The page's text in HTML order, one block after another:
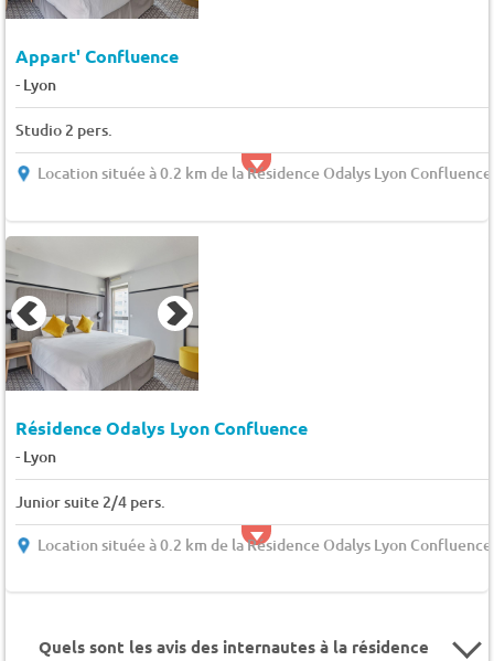
Appart' Confluence
- Lyon
Studio 2 pers.
Location située à 0.2 km de la Résidence Odalys Lyon Confluence
Résidence Odalys Lyon Confluence
- Lyon
Junior suite 2/4 pers.
Location située à 0.2 km de la Résidence Odalys Lyon Confluence
Quels sont les avis des internautes à la résidence